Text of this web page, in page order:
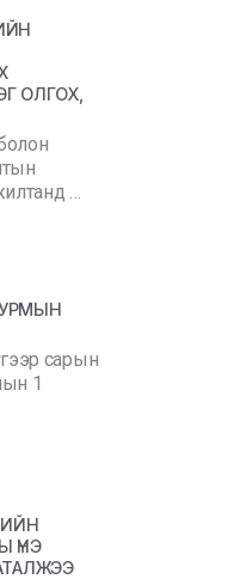
ОЛГОХ,
…
сарын
1
ҮНЭ